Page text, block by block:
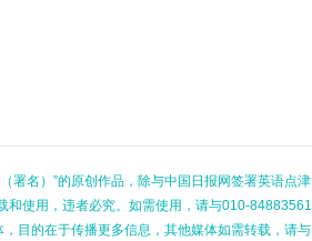
署名）”的原创作品，除与中国日报网签署英语点津
和使用，违者必究。如需使用，请与010-84883561
目的在于传播更多信息，其他媒体如需转载，请与